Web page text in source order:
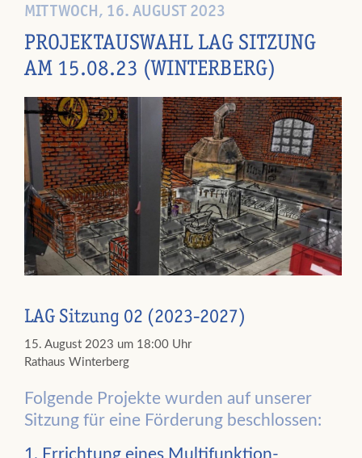
MITTWOCH, 16. AUGUST 2023
PROJEKTAUSWAHL LAG SITZUNG
AM 15.08.23 (WINTERBERG)
LAG Sitzung 02 (2023-2027)
15. August 2023 um 18:00 Uhr
Rathaus Winterberg
Folgende Projekte wurden auf unserer
Sitzung für eine Förderung beschlossen:
1. Errichtung eines Multifunktion-